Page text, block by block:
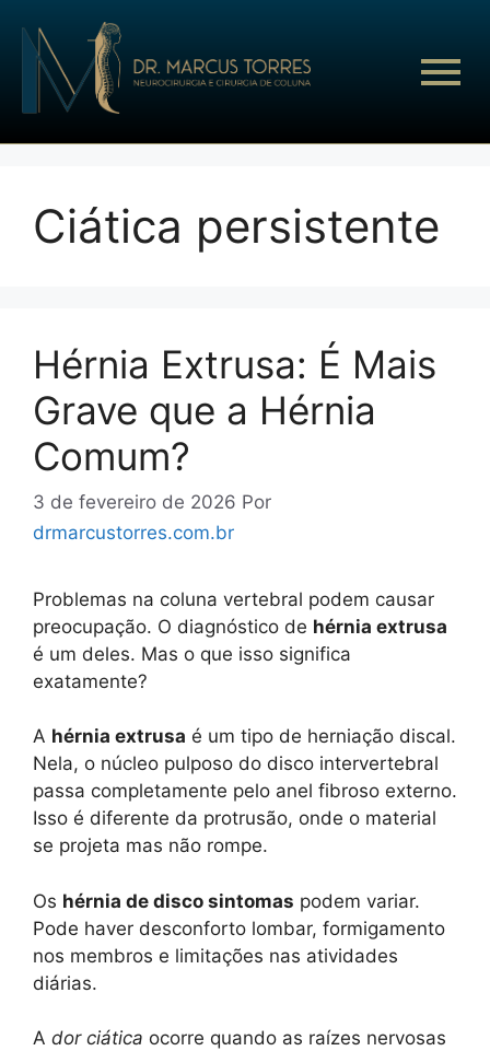
Ciática persistente
Hérnia Extrusa: É Mais
Grave que a Hérnia
Comum?
3 de fevereiro de 2026 Por
drmarcustorres.com.br
Problemas na coluna vertebral podem causar
preocupação. O diagnóstico de hérnia extrusa
é um deles. Mas o que isso significa
exatamente?
A hérnia extrusa é um tipo de herniação discal.
Nela, o núcleo pulposo do disco intervertebral
passa completamente pelo anel fibroso externo.
Isso é diferente da protrusão, onde o material
se projeta mas não rompe.
Os hérnia de disco sintomas podem variar.
Pode haver desconforto lombar, formigamento
nos membros e limitações nas atividades
diárias.
A dor ciática ocorre quando as raízes nervosas